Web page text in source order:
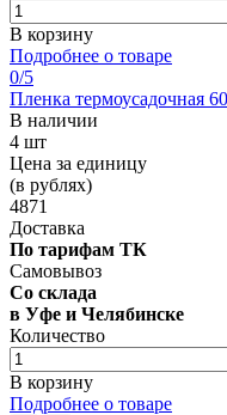
В корзину
Подробнее о товаре
0/5
Пленка термоусадочная
В наличии
4 шт
Цена за единицу
(в рублях)
4871
Доставка
По тарифам ТК
Самовывоз
Со склада
в Уфе и Челябинске
Количество
В корзину
Подробнее о товаре